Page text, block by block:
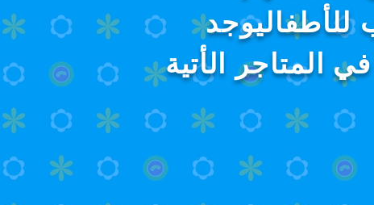
المتاجر الأتية